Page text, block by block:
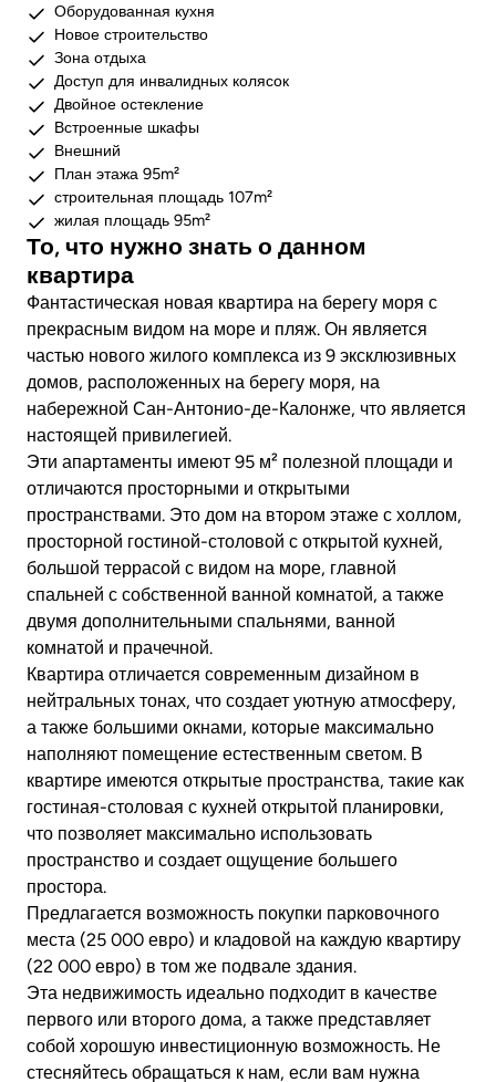
Оборудованная кухня
Новое строительство
Зона отдыха
Доступ для инвалидных колясок
Двойное остекление
Встроенные шкафы
Внешний
План этажа 95m²
строительная площадь 107m²
жилая площадь 95m²
То, что нужно знать о данном
квартира
Фантастическая новая квартира на берегу моря с
прекрасным видом на море и пляж. Он является
частью нового жилого комплекса из 9 эксклюзивных
домов, расположенных на берегу моря, на
набережной Сан-Антонио-де-Калонже, что является
настоящей привилегией.
Эти апартаменты имеют 95 м² полезной площади и
отличаются просторными и открытыми
пространствами. Это дом на втором этаже с холлом,
просторной гостиной-столовой с открытой кухней,
большой террасой с видом на море, главной
спальней с собственной ванной комнатой, а также
двумя дополнительными спальнями, ванной
комнатой и прачечной.
Квартира отличается современным дизайном в
нейтральных тонах, что создает уютную атмосферу,
а также большими окнами, которые максимально
наполняют помещение естественным светом. В
квартире имеются открытые пространства, такие как
гостиная-столовая с кухней открытой планировки,
что позволяет максимально использовать
пространство и создает ощущение большего
простора.
Предлагается возможность покупки парковочного
места (25 000 евро) и кладовой на каждую квартиру
(22 000 евро) в том же подвале здания.
Эта недвижимость идеально подходит в качестве
первого или второго дома, а также представляет
собой хорошую инвестиционную возможность. Не
стесняйтесь обращаться к нам, если вам нужна